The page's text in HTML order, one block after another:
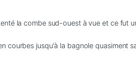
la combe sud-ouest à vue et ce fut
courbes jusqu'à la bagnole quasiment